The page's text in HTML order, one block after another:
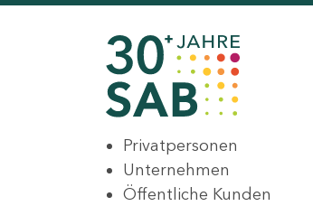
Privatpersonen
Unternehmen
Öffentliche Kunden